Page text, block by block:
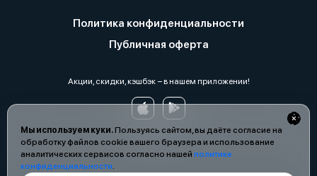
Мы используем куки.Пользуясь сайтом, вы даёте согласие на
обработку файлов cookie вашего браузера и использование
аналитических сервисов согласно нашей политике
конфиденциальности.
Политика конфиденциальности
Публичная оферта
Акции, скидки, кэшбэк − в нашем приложении!